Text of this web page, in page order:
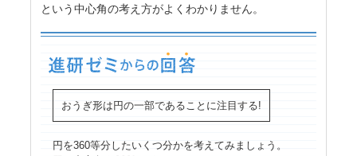
という中心角の考え方がよくわかりません。
おうぎ形は円の一部であることに注目する!
円を360等分したいくつ分かを考えてみましょう。